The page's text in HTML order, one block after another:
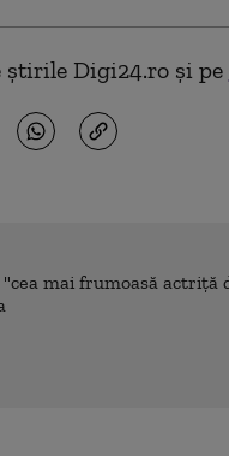
știrile Digi24.ro și pe